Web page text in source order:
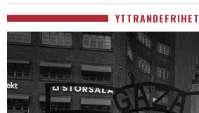
YTTRANDEFRIHET